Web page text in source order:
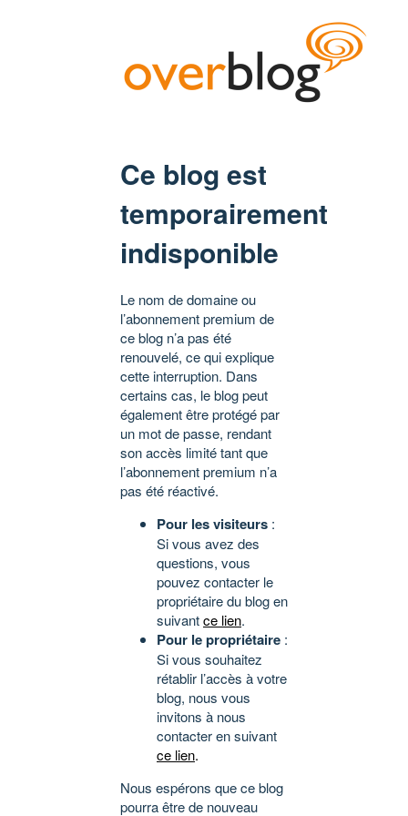
Ce blog est
temporairement
indisponible
Le nom de domaine ou
l’abonnement premium de
ce blog n’a pas été
renouvelé, ce qui explique
cette interruption. Dans
certains cas, le blog peut
également être protégé par
un mot de passe, rendant
son accès limité tant que
l’abonnement premium n’a
pas été réactivé.
Pour les visiteurs :
Si vous avez des
questions, vous
pouvez contacter le
propriétaire du blog en
suivantce lien.
Pour le propriétaire :
Si vous souhaitez
rétablir l’accès à votre
blog, nous vous
invitons à nous
contacter en suivant
ce lien.
Nous espérons que ce blog
pourra être de nouveau